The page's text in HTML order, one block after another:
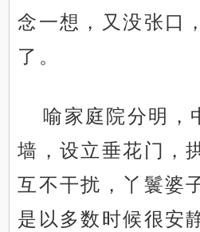
念一想，又没张口
了。
喻家庭院分明，
墙，设立垂花门，
互不干扰，丫鬟婆
是以多数时候很安